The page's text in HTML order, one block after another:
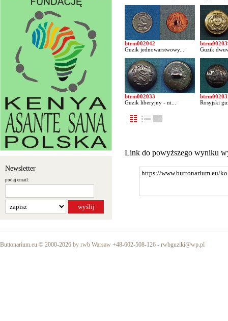
Newsletter
podaj email:
btrm002042
Guzik jednowarstwowy...
Guzik
btrm002033
Guzik liberyjny - ni...
Rosyjski
Link do powyższego wyniku
Buttonarium.eu © 2000-2026 by rwb Warsaw +48-602-508-126 - rwbguziki@wp.pl